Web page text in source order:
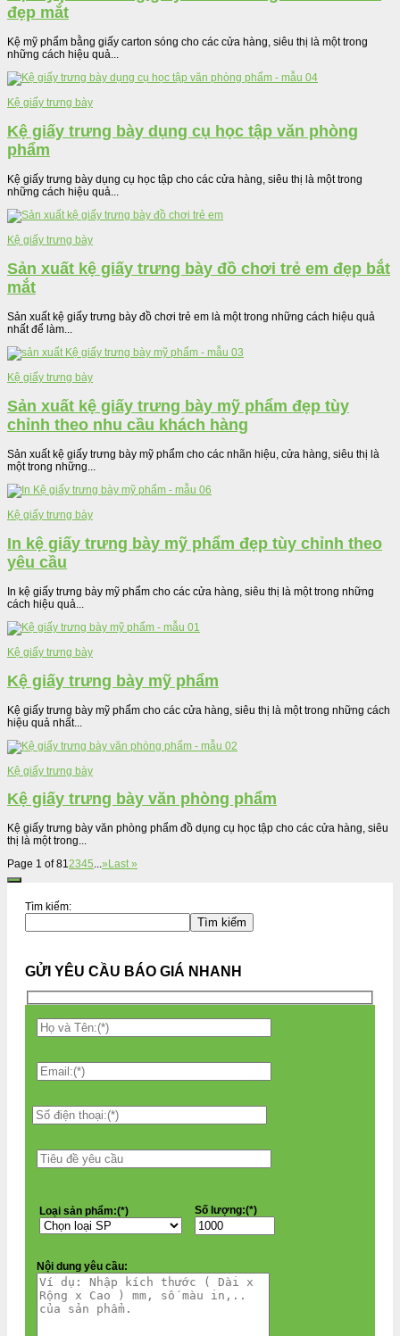
đẹp mắt
Kệ mỹ phẩm bằng giấy carton sóng cho các cửa hàng, siêu thị là một trong
những cách hiệu quả...
Kệ giấy trưng bày
Kệ giấy trưng bày dụng cụ học tập văn phòng
phẩm
Kệ giấy trưng bày dụng cụ học tập cho các cửa hàng, siêu thị là một trong
những cách hiệu quả...
Kệ giấy trưng bày
Sản xuất kệ giấy trưng bày đồ chơi trẻ em đẹp bắt
mắt
Sản xuất kệ giấy trưng bày đồ chơi trẻ em là một trong những cách hiệu quả
nhất để làm...
Kệ giấy trưng bày
Sản xuất kệ giấy trưng bày mỹ phẩm đẹp tùy
chỉnh theo nhu cầu khách hàng
Sản xuất kệ giấy trưng bày mỹ phẩm cho các nhãn hiệu, cửa hàng, siêu thị là
một trong những...
Kệ giấy trưng bày
In kệ giấy trưng bày mỹ phẩm đẹp tùy chỉnh theo
yêu cầu
In kệ giấy trưng bày mỹ phẩm cho các cửa hàng, siêu thị là một trong những
cách hiệu quả...
Kệ giấy trưng bày
Kệ giấy trưng bày mỹ phẩm
Kệ giấy trưng bày mỹ phẩm cho các cửa hàng, siêu thị là một trong những cách
hiệu quả nhất...
Kệ giấy trưng bày
Kệ giấy trưng bày văn phòng phẩm
Kệ giấy trưng bày văn phòng phẩm đồ dụng cụ học tập cho các cửa hàng, siêu
thị là một trong...
Page 1 of 812345...» Last »
Tìm kiếm:
Tìm kiếm
GỬI YÊU CẦU BÁO GIÁ NHANH
Loại sản phẩm:(*) Số lượng:(*)
Nội dung yêu cầu: